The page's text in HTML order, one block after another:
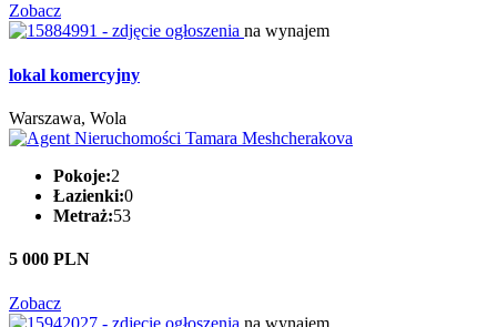
Zobacz
na wynajem
lokal komercyjny
Warszawa, Wola
Pokoje:2
Łazienki:0
Metraż:53
5 000 PLN
Zobacz
na wynajem